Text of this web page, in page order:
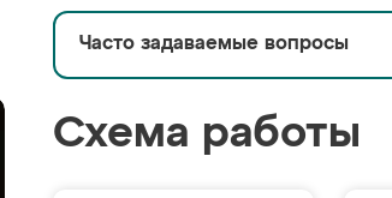
Часто задаваемые вопросы
Схема работы